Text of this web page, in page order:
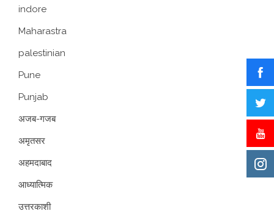
indore
Maharastra
palestinian
Pune
Punjab
अजब-गजब
अमृतसर
अहमदाबाद
आध्यात्मिक
उत्तरकाशी